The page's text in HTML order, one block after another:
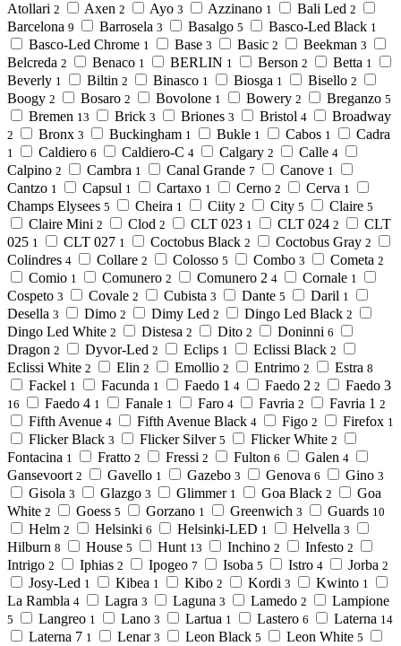
Atollari 2 Axen 2 Ayo 3 Azzinano 1 Bali Led 2
Barcelona 9 Barrosela 3 Basalgo 5 Basco-Led Black 1
Basco-Led Chrome 1 Base 3 Basic 2 Beekman 3
Belcreda 2 Benaco 1 BERLIN 1 Berson 2 Betta 1
Beverly 1 Biltin 2 Binasco 1 Biosga 1 Bisello 2
Boogy 2 Bosaro 2 Bovolone 1 Bowery 2 Breganzo 5
Bremen 13 Brick 3 Briones 3 Bristol 4 Broadway
2 Bronx 3 Buckingham 1 Bukle 1 Cabos 1 Cadra
1 Caldiero 6 Caldiero-C 4 Calgary 2 Calle 4
Calpino 2 Cambra 1 Canal Grande 7 Canove 1
Cantzo 1 Capsul 1 Cartaxo 1 Cerno 2 Cerva 1
Champs Elysees 5 Cheira 1 Ciity 2 City 5 Claire 5
Claire Mini 2 Clod 2 CLT 023 1 CLT 024 2
CLT
025 1 CLT 027 1 Coctobus Black 2 Coctobus Gray 2
Colindres 4 Collare 2 Colosso 5 Combo 3 Cometa 2
Comio 1 Comunero 2 Comunero 2 4 Cornale 1
Cospeto 3 Covale 2 Cubista 3 Dante 5 Daril 1
Desella 3 Dimo 2 Dimy Led 2 Dingo Led Black 2
Dingo Led White 2 Distesa 2 Dito 2 Doninni 6
Dragon 2 Dyvor-Led 2 Eclips 1 Eclissi Black 2
Eclissi White 2 Elin 2 Emollio 2 Entrimo 2 Estra 8
Fackel 1 Facunda 1 Faedo 1 4 Faedo 2 2 Faedo 3
16 Faedo 4 1 Fanale 1 Faro 4 Favria 2 Favria 1 2
Fifth Avenue 4 Fifth Avenue Black 4 Figo 2 Firefox 1
Flicker Black 3 Flicker Silver 5 Flicker White 2
Fontacina 1 Fratto 2 Fressi 2 Fulton 6 Galen 4
Gansevoort 2 Gavello 1 Gazebo 3 Genova 6 Gino 3
Gisola 3 Glazgo 3 Glimmer 1 Goa Black 2
Goa
White 2 Goess 5 Gorzano 1 Greenwich 3 Guards 10
Helm 2 Helsinki 6 Helsinki-LED 1 Helvella 3
Hilburn 8 House 5 Hunt 13 Inchino 2 Infesto 2
Intrigo 2 Iphias 2 Ipogeo 7 Isoba 5 Istro 4 Jorba 2
Josy-Led 1 Kibea 1 Kibo 2 Kordi 3 Kwinto 1
La Rambla 4 Lagra 3 Laguna 3 Lamedo 2 Lampione
5 Langreo 1 Lano 3 Lartua 1 Lastero 6 Laterna 14
Laterna 7 1 Lenar 3 Leon Black 5 Leon White 5